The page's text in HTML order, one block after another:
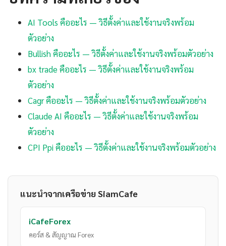
AI Tools คืออะไร — วิธีตั้งค่าและใช้งานจริงพร้อม
ตัวอย่าง
Bullish คืออะไร — วิธีตั้งค่าและใช้งานจริงพร้อมตัวอย่าง
bx trade คืออะไร — วิธีตั้งค่าและใช้งานจริงพร้อม
ตัวอย่าง
Cagr คืออะไร — วิธีตั้งค่าและใช้งานจริงพร้อมตัวอย่าง
Claude AI คืออะไร — วิธีตั้งค่าและใช้งานจริงพร้อม
ตัวอย่าง
CPI Ppi คืออะไร — วิธีตั้งค่าและใช้งานจริงพร้อมตัวอย่าง
แนะนำจากเครือข่าย SiamCafe
iCafeForex
คอร์ส & สัญญาณ Forex